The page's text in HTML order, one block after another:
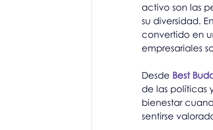
activo son las
su diversidad.
convertido en
empresariales
Desde Best
de las políticas
bienestar
sentirse